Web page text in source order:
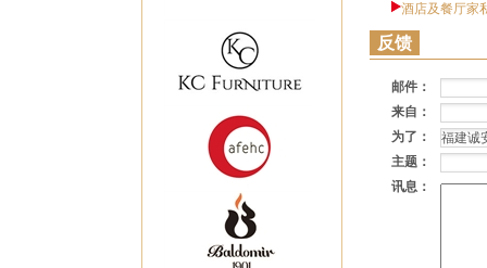
酒店及餐厅家
反馈
邮件：
来自：
为了：
主题：
讯息：